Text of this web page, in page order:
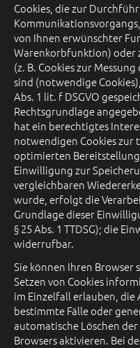
Cookies, die zur
von Ihnen erwünschter
Warenkorbfunktion) oder
(z. B. Cookies zur
sind (notwendige
Abs. 1 lit. f DSGVO
Rechtsgrundlage
hat ein berechtigtes
notwendigen Cookies
optimierten
Einwilligung zur
vergleichbaren
wurde, erfolgt die
Grundlage dieser
§ 25 Abs. 1 TTDSG); die
widerrufbar.
Sie können Ihren Browser
Setzen von Cookies
im Einzelfall erlauben, die
bestimmte Fälle oder
automatische Löschen
Browsers aktivieren. Bei